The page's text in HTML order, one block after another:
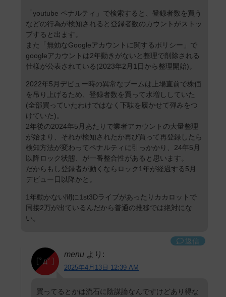
「youtube ペナルティ」で検索すると、登録者数を買う
などの行為が検知されると登録者数のカウントがストッ
プすると出ます。
また「無効なGoogleアカウントに関するポリシー」で
googleアカウントは2年動きがないと整理で削除される
仕様が公表されている(2023年2月1日から整理開始)。
2022年5月デビュー時の異常なブームは上場直前で株価
を吊り上げるため、登録者数を買って水増ししていた
(全部買っていたわけではなく下駄を履かせて弾みをつ
けていた)。
2年後の2024年5月あたりで業者アカウントの大量整理
が始まり、それが検知されたか再び買って再登録したら
検知方法が変わってペナルティに引っかかり、24年5月
以降ロック状態、が一番整合性があると思います。
だからもし登録者が動くならロック1年が経過する5月
デビュー日以降かと。
1年動かない間に1st3Dライブがあったりカカロットで
同接2万が出ているんだから普通の推移では絶対にな
い。
返信
menu より:
2025年4月13日 12:39 AM
買ってるとかは流石に陰謀論なんですけどあり得な